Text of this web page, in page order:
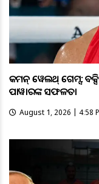
କମନ୍ ୱେଲଥ୍ ଗେମ୍ସ:
ପାୱାରଙ୍କ ସଫଳତା
August 1, 2026 | 4:58